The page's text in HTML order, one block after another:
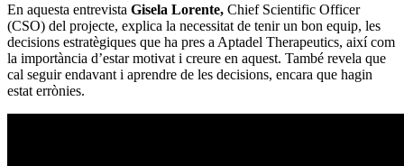
En aquesta entrevista Gisela Lorente, Chief Scientific Officer
(CSO) del projecte, explica la necessitat de tenir un bon equip, les
decisions estratègiques que ha pres a Aptadel Therapeutics, així com
la importància d’estar motivat i creure en aquest. També revela que
cal seguir endavant i aprendre de les decisions, encara que hagin
estat errònies.